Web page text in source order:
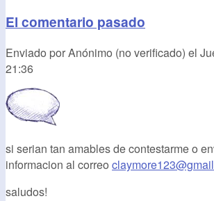
El comentario pasado
Enviado porAnónimo (no verificado) el
21:36
si serian tan amables de contestarme o
informacion al correo
saludos!